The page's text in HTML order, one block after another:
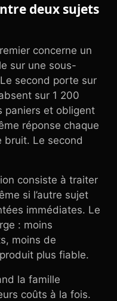
deux sujets
concerne un
sur une sous-
second porte sur
sur 1 200
paniers et obligent
réponse chaque
bruit. Le second
consiste à traiter
si l’autre sujet
immédiates. Le
: moins
moins de
plus fiable.
la famille
coûts à la fois.